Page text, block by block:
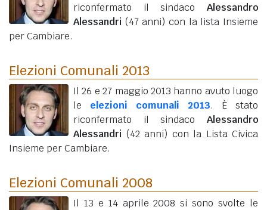
riconfermato il sindaco Alessandro
Alessandri (47 anni) con la lista Insieme
per Cambiare.
Elezioni Comunali 2013
Il 26 e 27 maggio 2013 hanno avuto luogo
le elezioni comunali 2013. È stato
riconfermato il sindaco Alessandro
Alessandri (42 anni) con la Lista Civica
Insieme per Cambiare.
Elezioni Comunali 2008
Il 13 e 14 aprile 2008 si sono svolte le